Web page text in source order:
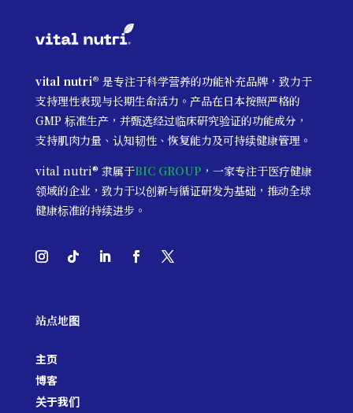
vital nutri® 是专注于科学营养的功能补充品牌，致力于
支持理性表现与长期生命活力。产品在日本按照严格的
GMP 标准生产，并甄选经过临床研究验证的功能成分，
支持肌肉力量、认知韧性、恢复能力及可持续健康管理。
vital nutri® 隶属于BIC GROUP ， 一家专注于医疗健康
领域的企业，致力于以创新与循证研发为基础，推动全球
健康标准的持续进步。
站点地图
主页
博客
关于我们